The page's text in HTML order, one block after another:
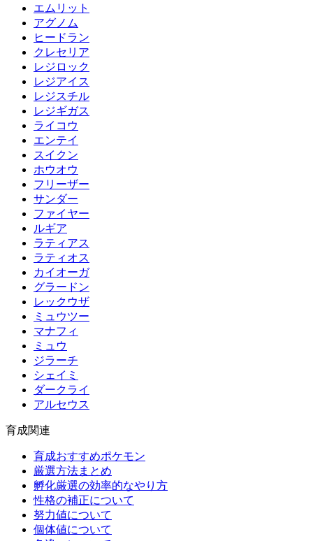
エムリット
アグノム
ヒードラン
クレセリア
レジロック
レジアイス
レジスチル
レジギガス
ライコウ
エンテイ
スイクン
ホウオウ
フリーザー
サンダー
ファイヤー
ルギア
ラティアス
ラティオス
カイオーガ
グラードン
レックウザ
ミュウツー
マナフィ
ミュウ
ジラーチ
シェイミ
ダークライ
アルセウス
育成関連
育成おすすめポケモン
厳選方法まとめ
孵化厳選の効率的なやり方
性格の補正について
努力値について
個体値について